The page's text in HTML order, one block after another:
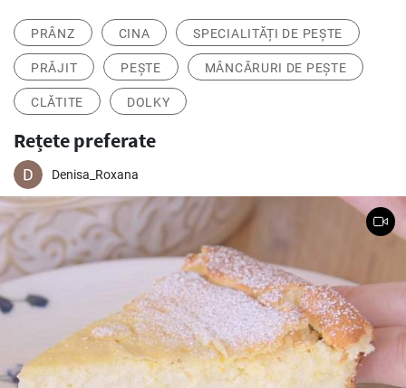
PRÂNZ CINA SPECIALITĂȚI DE PEȘTE
PRĂJIT PEȘTE MÂNCĂRURI DE PEȘTE
CLĂTITE DOLKY
Rețete preferate
Denisa_Roxana